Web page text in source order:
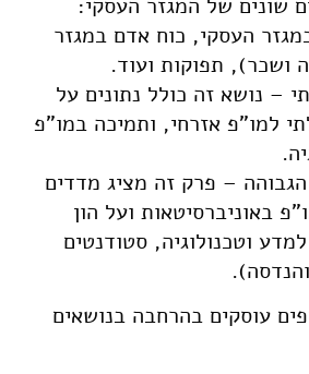
שונים של המגזר העסקי:
העסקי, כוח אדם במגזר
ושכר), תפוקות ועוד.
– נושא זה כולל נתונים על
למו"פ אזרחי, ותמיכה במו"פ
– פרק זה מציג מדדים
באוניברסיטאות ועל הון
וטכנולוגיה, סטודנטים
עוסקים בהרחבה בנושאים